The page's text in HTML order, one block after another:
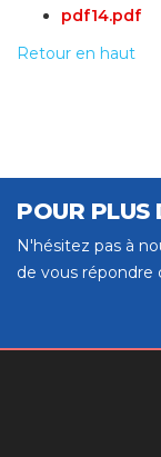
pdf14.pdf
Retour en haut
POUR PLUS
N'hésitez pas à
de vous répondre